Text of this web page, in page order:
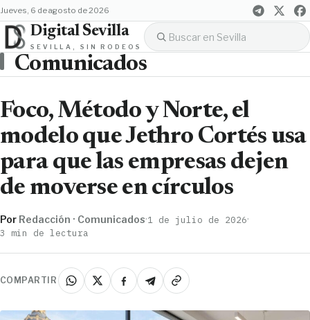
jueves, 6 de agosto de 2026
Digital Sevilla
SEVILLA, SIN RODEOS
Comunicados
Foco, Método y Norte, el
modelo que Jethro Cortés usa
para que las empresas dejen
de moverse en círculos
Por Redacción · Comunicados·1 de julio de 2026·
3 min de lectura
COMPARTIR